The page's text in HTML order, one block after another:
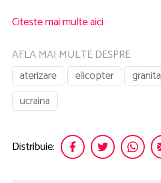
Citeste mai multe aici
AFLA MAI MULTE DESPRE
aterizare
elicopter granita
ucraina
Distribuie: